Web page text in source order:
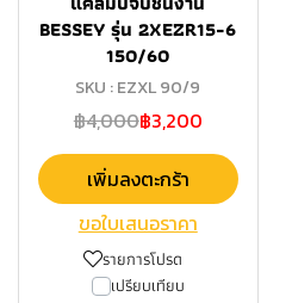
BESSEY รุ่น 2XEZR15-6
150/60
SKU : EZXL 90/9
฿4,000฿3,200
เพิ่มลงตะกร้า
ขอใบเสนอราคา
รายการโปรด
เปรียบเทียบ